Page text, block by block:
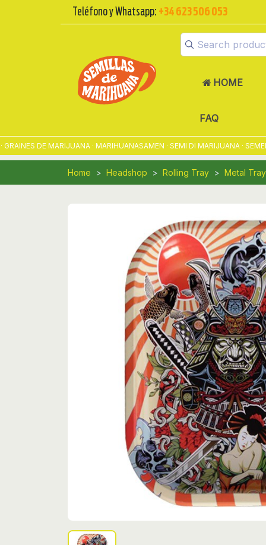
Teléfono y Whatsapp: +34 623 506 053
HOME
FAQ
DE MARIJUANA · MARIHUANASAMEN · SEMI DI MARIJUANA ·
Home Headshop Rolling Tray Metal Tray